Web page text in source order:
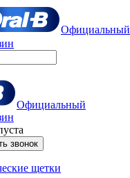
Официальный
Официальный
звонок
щетки